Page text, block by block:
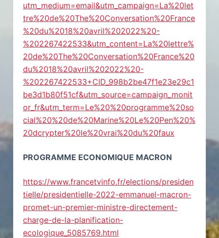
utm_medium=email&utm_campaign=La%20let
tre%20de%20The%20Conversation%20France
%20du%2018%20avril%202022%20-
%202267422533&utm_content=La%20lettre%
20de%20The%20Conversation%20France%20
du%2018%20avril%202022%20-
%202267422533+CID_998b2be47f1e23e29c1
be3d1b80f51cf&utm_source=campaign_monit
or_fr&utm_term=Le%20%20programme%20so
cial%20%20de%20Marine%20Le%20Pen%20%
20dcrypter%20le%20vrai%20du%20faux
PROGRAMME ECONOMIQUE MACRON
https://www.francetvinfo.fr/elections/presiden
tielle/presidentielle-2022-emmanuel-macron-
promet-un-premier-ministre-directement-
charge-de-la-planification-
ecologique_5085769.html